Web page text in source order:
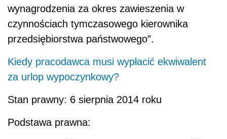
wynagrodzenia za okres zawieszenia w
czynnościach tymczasowego kierownika
przedsiębiorstwa państwowego”.
Kiedy pracodawca musi wypłacić ekwiwalent
za urlop wypoczynkowy?
Stan prawny: 6 sierpnia 2014 roku
Podstawa prawna: